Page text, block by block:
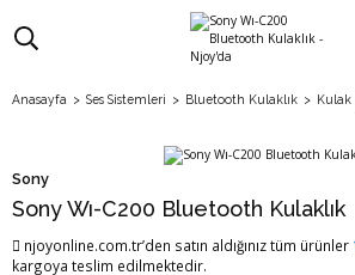
Anasayfa Ses Sistemleri Bluetooth Kulaklık Kulak
Sony
Sony Wı-C200 Bluetooth Kulaklık
njoyonline.com.tr’den satın aldığınız tüm ürünler
kargoya teslim edilmektedir.